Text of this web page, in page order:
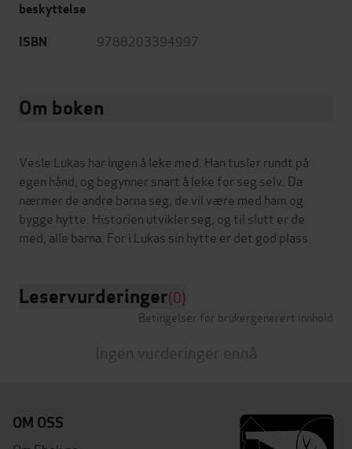
beskyttelse
ISBN 9788203394997
Om boken
Vesle Lukas har ingen å leke med. Han tusler rundt på
egen hånd, og begynner snart å leke for seg selv. Da
nærmer de andre barna seg, de vil være med ham og
bygge hytte. Historien utvikler seg, og til slutt er de
Leservurderinger(0)
Betingelser for brukergenerert innhold
Ingen vurderinger ennå
OM OSS